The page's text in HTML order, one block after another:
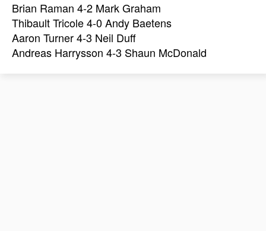
Brian Raman 4-2 Mark Graham
Thibault Tricole 4-0 Andy Baetens
Aaron Turner 4-3 Neil Duff
Andreas Harrysson 4-3 Shaun McDonald